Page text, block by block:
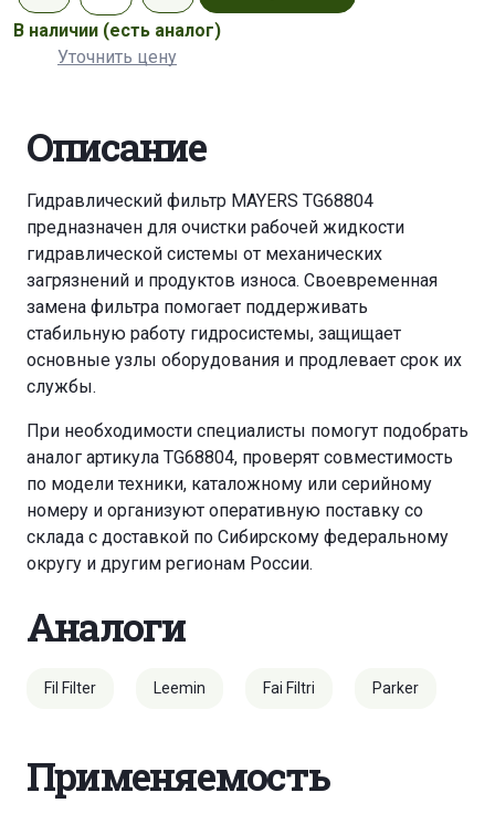
В наличии (есть аналог)
Уточнить цену
Описание
Гидравлический фильтр MAYERS TG68804
предназначен для очистки рабочей жидкости
гидравлической системы от механических
загрязнений и продуктов износа. Своевременная
замена фильтра помогает поддерживать
стабильную работу гидросистемы, защищает
основные узлы оборудования и продлевает срок их
службы.
При необходимости специалисты помогут подобрать
аналог артикула TG68804, проверят совместимость
по модели техники, каталожному или серийному
номеру и организуют оперативную поставку со
склада с доставкой по Сибирскому федеральному
округу и другим регионам России.
Аналоги
Fil Filter Leemin Fai Filtri Parker
Применяемость